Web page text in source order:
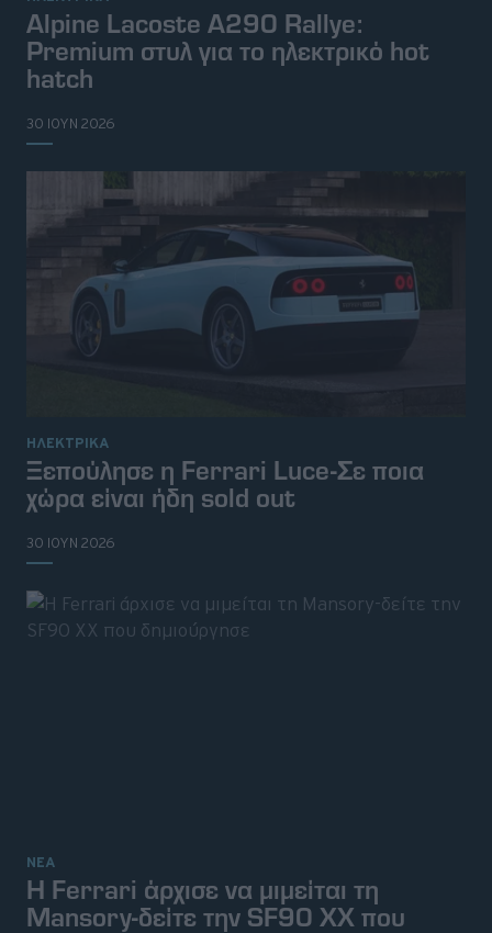
Alpine Lacoste A290 Rallye:
Premium στυλ για το ηλεκτρικό hot
hatch
30 ΙΟΥΝ 2026
ΗΛΕΚΤΡΙΚΑ
Ξεπούλησε η Ferrari Luce-Σε ποια
χώρα είναι ήδη sold out
30 ΙΟΥΝ 2026
ΝΕΑ
Η Ferrari άρχισε να μιμείται τη
Mansory-δείτε την SF90 XX που
Σχετικά με εμάς
Διαφημιστείτε
Όροι Χρήσης - Πολιτική Απορρήτου